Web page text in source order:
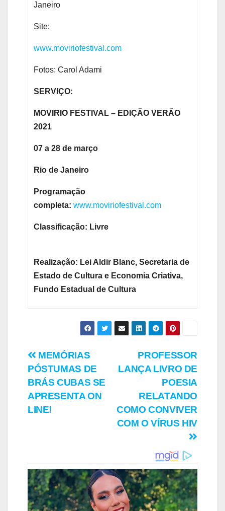
Janeiro
Site:
www.moviriofestival.com
Fotos: Carol Adami
SERVIÇO:
MOVIRIO FESTIVAL – EDIÇÃO VERÃO
2021
07 a 28 de março
Rio de Janeiro
Programação
completa:www.moviriofestival.com
Classificação: Livre
Realização: Lei Aldir Blanc, Secretaria de
Estado de Cultura e Economia Criativa,
Fundo Estadual de Cultura
Navegação
de
Post
PROFESSOR
LANÇA LIVRO DE
POESIA
RELATANDO
COMO CONVIVER
COM O VÍRUS HIV
MEMÓRIAS
PÓSTUMAS DE
BRÁS CUBAS SE
APRESENTA ON
LINE!